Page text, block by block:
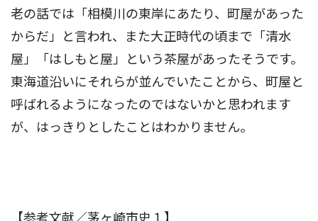
老の話では「相模川の東岸にあたり、町屋があった
からだ」と言われ、また大正時代の頃まで「清水
屋」「はしもと屋」という茶屋があったそうです。
東海道沿いにそれらが並んでいたことから、町屋と
呼ばれるようになったのではないかと思われます
が、はっきりとしたことはわかりません。
【参考文献／茅ヶ崎市史１】